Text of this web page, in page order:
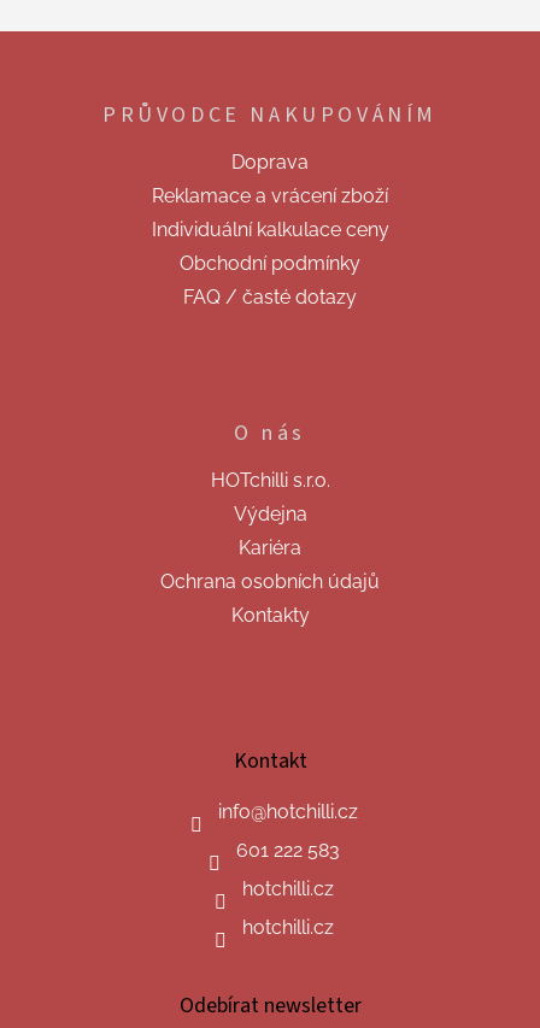
í
v
k
y
v
ý
p
i
s
u
n
PRŮVODCE NAKUPOVÁNÍM
Doprava
Reklamace a vrácení zboží
Individuální kalkulace ceny
Obchodní podmínky
FAQ / časté dotazy
O nás
HOTchilli s.r.o.
Výdejna
Kariéra
Ochrana osobních údajů
Kontakty
Kontakt
info@hotchilli.cz
601 222 583
hotchilli.cz
hotchilli.cz
Odebírat newsletter